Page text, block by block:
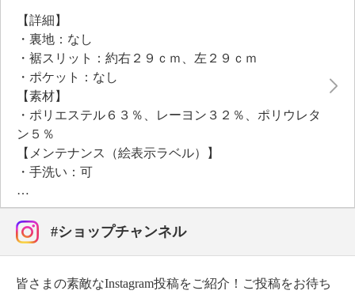
【詳細】
・裏地：なし
・裾スリット：約右２９ｃｍ、左２９ｃｍ
・ポケット：なし
【素材】
・ポリエステル６３％、レーヨン３２％、ポリウレタ
ン５％
【メンテナンス（絵表示ラベル）】
・手洗い：可
・漂白処理：塩素系・酸素系漂白不可
・タンブル乾燥：不可
・自然乾燥：日陰の吊り干し
・アイロン仕上げ：可（中温）
・ウエットクリーニング：可
#ショップチャンネル
皆さまの素敵なInstagram投稿をご紹介！ご投稿をお待ち